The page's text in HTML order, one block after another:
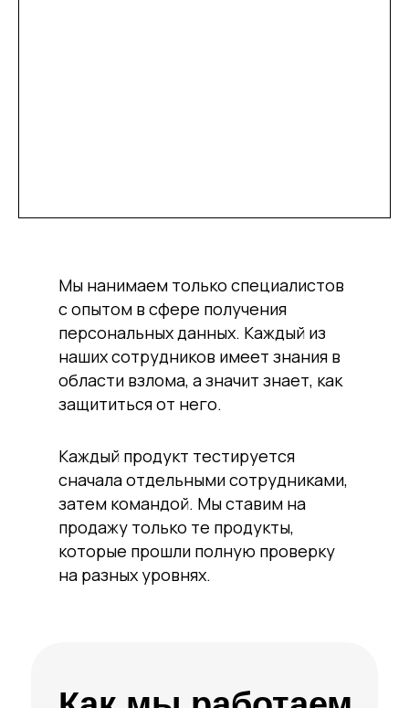
Мы нанимаем только специалистов
с опытом в сфере получения
персональных данных. Каждый из
наших сотрудников имеет знания в
области взлома, а значит знает, как
защититься от него.
Каждый продукт тестируется
сначала отдельными сотрудниками,
затем командой. Мы ставим на
продажу только те продукты,
которые прошли полную проверку
на разных уровнях.